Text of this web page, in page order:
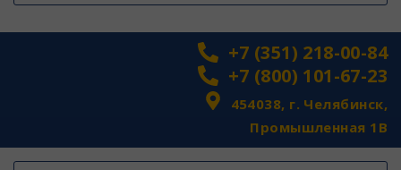
+7 (351) 218-00-84
+7 (800) 101-67-23
454038, г. Челябинск,
Промышленная 1В
top